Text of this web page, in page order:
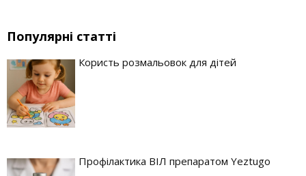
Популярні статті
Користь розмальовок для дітей
Профілактика ВІЛ препаратом Yeztugo